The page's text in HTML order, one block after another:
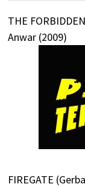
THE
Anwar (2009)
FIREGATE